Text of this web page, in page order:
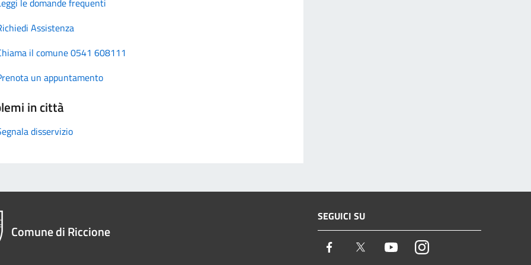
Assistenza
il comune 0541 608111
un appuntamento
in città
disservizio
Comune di Riccione
SEGUICI SU
Facebook Twitter YoutubeInstagram